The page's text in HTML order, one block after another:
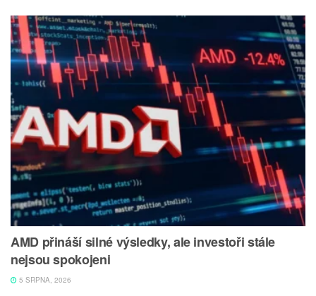
AMD přináší silné výsledky, ale investoři stále
nejsou spokojeni
5 SRPNA, 2026